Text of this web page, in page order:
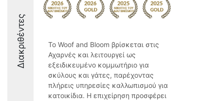
Διακριθέντες
Το Woof and Bloom βρίσκεται στις
Αχαρνές και λειτουργεί ως
εξειδικευμένο κομμωτήριο για
σκύλους και γάτες, παρέχοντας
πλήρεις υπηρεσίες καλλωπισμού για
κατοικίδια. Η επιχείρηση προσφέρει